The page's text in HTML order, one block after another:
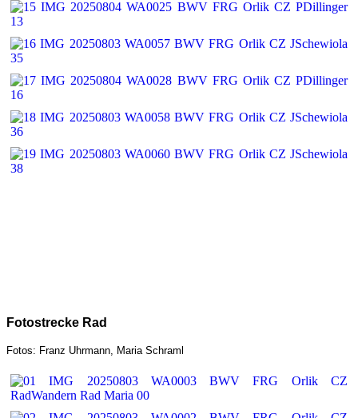
Fotostrecke Rad
Fotos: Franz Uhrmann, Maria Schraml